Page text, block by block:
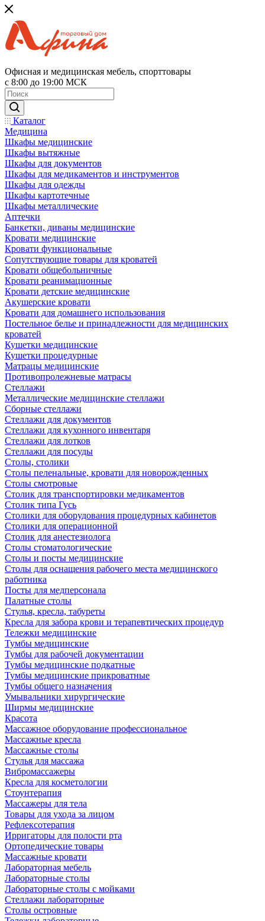
Офисная и медицинская мебель, спорттовары
с 8:00 до 19:00 МСК
Каталог
Медицина
Шкафы медицинские
Шкафы вытяжные
Шкафы для документов
Шкафы для медикаментов и инструментов
Шкафы для одежды
Шкафы картотечные
Шкафы металлические
Аптечки
Банкетки, диваны медицинские
Кровати медицинские
Кровати функциональные
Сопутствующие товары для кроватей
Кровати общебольничные
Кровати реанимационные
Кровати детские медицинские
Акушерские кровати
Кровати для домашнего использования
Постельное белье и принадлежности для медицинских
кроватей
Кушетки медицинские
Кушетки процедурные
Матрацы медицинские
Противопролежневые матрасы
Стеллажи
Металлические медицинские стеллажи
Сборные стеллажи
Стеллажи для документов
Стеллажи для кухонного инвентаря
Стеллажи для лотков
Стеллажи для посуды
Столы, столики
Столы пеленальные, кровати для новорожденных
Столы смотровые
Столик для транспортировки медикаментов
Столик типа Гусь
Столики для оборудования процедурных кабинетов
Столики для операционной
Столик для анестезиолога
Столы стоматологические
Столы и посты медицинские
Столы для оснащения рабочего места медицинского
работника
Посты для медперсонала
Палатные столы
Стулья, кресла, табуреты
Кресла для забора крови и терапевтических процедур
Тележки медицинские
Тумбы медицинские
Тумбы для рабочей документации
Тумбы медицинские подкатные
Тумбы медицинские прикроватные
Тумбы общего назначения
Умывальники хирургические
Ширмы медицинские
Красота
Массажное оборудование профессиональное
Массажные кресла
Массажные столы
Стулья для массажа
Вибромассажеры
Кресла для косметологии
Стоунтерапия
Массажеры для тела
Товары для ухода за лицом
Рефлексотерапия
Ирригаторы для полости рта
Ортопедические товары
Массажные кровати
Лабораторная мебель
Лабораторные столы
Лабораторные столы с мойками
Стеллажи лабораторные
Столы островные